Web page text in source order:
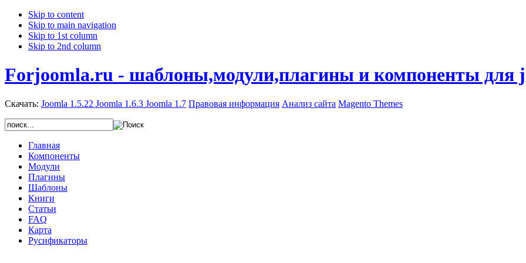
Skip to content
Skip to main navigation
Skip to 1st column
Skip to 2nd column
Forjoomla.ru - шаблоны,модули,плагины и компоненты для
Скачать: Joomla 1.5.22 Joomla 1.6.3 Joomla 1.7 Правовая информация Анализ сайта Magento Themes
Главная
Компоненты
Модули
Плагины
Шаблоны
Книги
Статьи
FAQ
Карта
Русификаторы